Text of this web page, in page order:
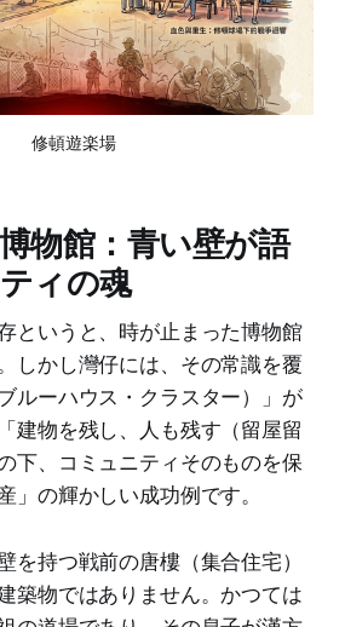
修頓遊楽場
物館：青い壁が語
ィの魂
というと、時が止まった博物館
しかし灣仔には、その常識を覆
ルーハウス・クラスター）」が
建物を残し、人も残す（留屋留
下、コミュニティそのものを保
」の輝かしい成功例です。
を持つ戦前の唐樓（集合住宅）
築物ではありません。かつては